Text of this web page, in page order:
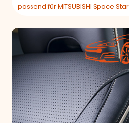
passend für MITSUBISHI Space Star